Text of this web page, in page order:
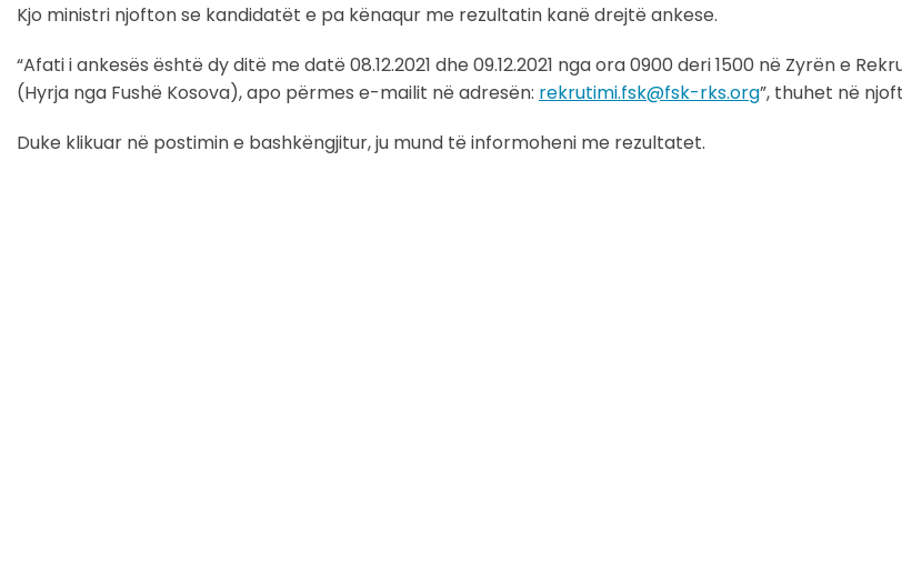
Kjo ministri njofton se kandidatët e pa kënaqur me rezultatin kanë drejtë ankese.
“Afati i ankesës është dy ditë me datë 08.12.2021 dhe 09.12.2021 nga ora 0900 deri 1500 në Zyrën e
(Hyrja nga Fushë Kosova), apo përmes e-mailit në adresën: rekrutimi.fsk@fsk-rks.org”, thuhet në
Duke klikuar në postimin e bashkëngjitur, ju mund të informoheni me rezultatet.